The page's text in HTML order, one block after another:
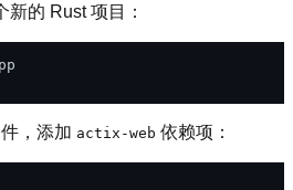
的 Rust 项目：
，添加 actix-web 依赖项：